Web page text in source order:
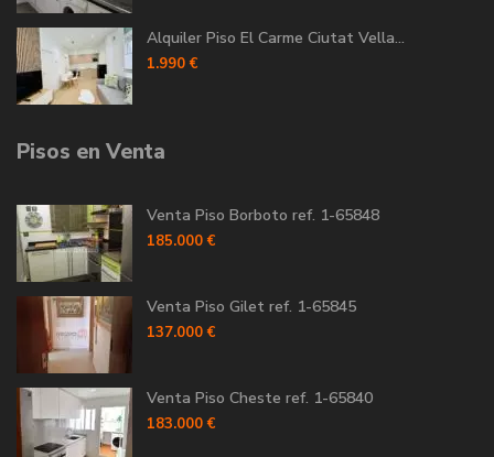
Alquiler Piso El Carme Ciutat Vella...
1.990 €
Pisos en Venta
Venta Piso Borboto ref. 1-65848
185.000 €
Venta Piso Gilet ref. 1-65845
137.000 €
Venta Piso Cheste ref. 1-65840
183.000 €